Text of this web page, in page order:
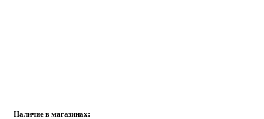
Наличие в магазинах: